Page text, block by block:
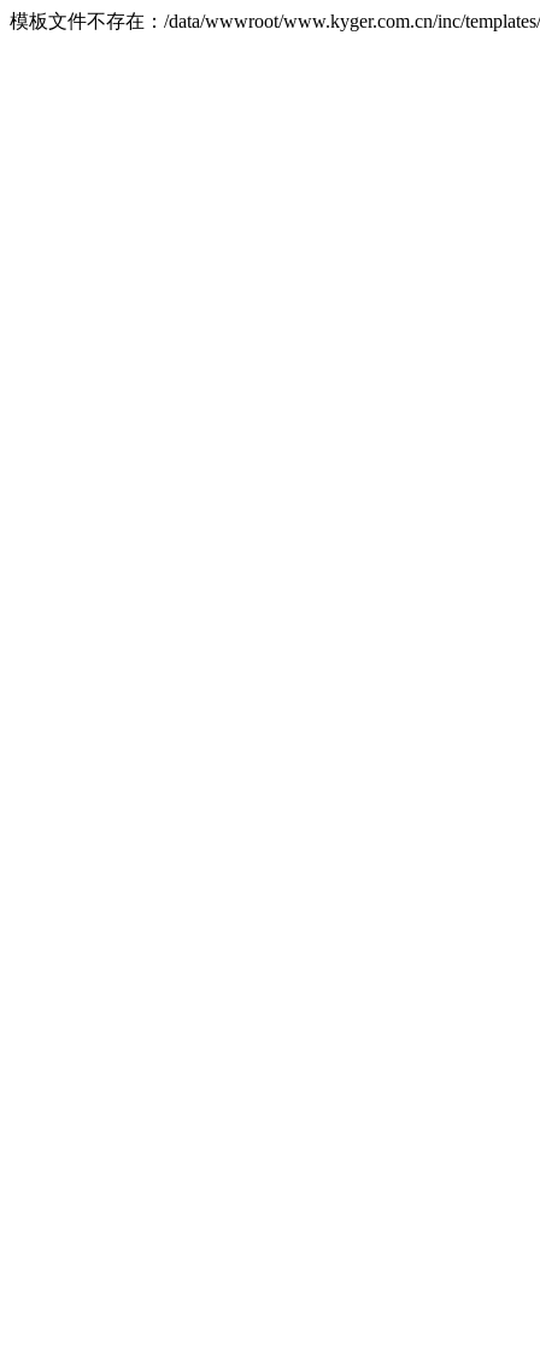
模板文件不存在：/data/wwwroot/www.kyger.com.cn/inc/